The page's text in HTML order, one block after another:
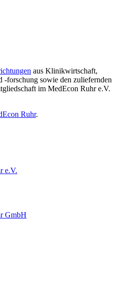
aus Klinikwirtschaft,
-forschung sowie den zuliefernden
im MedEcon Ruhr e.V.
Ruhr.
e.V.
GmbH